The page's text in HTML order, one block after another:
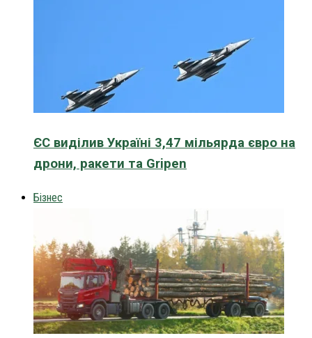
ЄС виділив Україні 3,47 мільярда євро на
дрони, ракети та Gripen
Бізнес